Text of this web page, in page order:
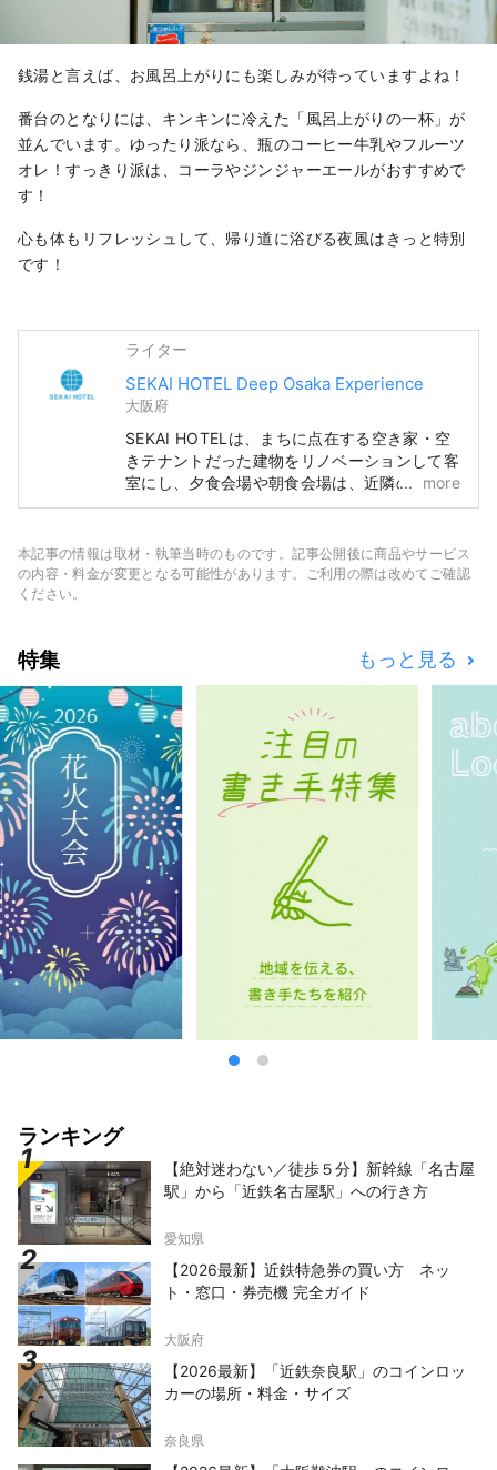
銭湯と言えば、お風呂上がりにも楽しみが待っていますよね！
番台のとなりには、キンキンに冷えた「風呂上がりの一杯」が
並んでいます。ゆったり派なら、瓶のコーヒー牛乳やフルーツ
オレ！すっきり派は、コーラやジンジャーエールがおすすめで
す！
心も体もリフレッシュして、帰り道に浴びる夜風はきっと特別
です！
ライター
SEKAI HOTEL Deep Osaka Experience
大阪府
SEKAI HOTELは、まちに点在する空き家・空
きテナントだった建物をリノベーションして客
室にし、夕食会場や朝食会場は、近隣の飲食店
など、まち全体をホテルのように楽しんでいた
more
本記事の情報は取材・執筆当時のものです。記事公開後に商品やサービス
の内容・料金が変更となる可能性があります。ご利用の際は改めてご確認
ください。
特集 もっと見る
ランキング
【絶対迷わない／徒歩５分】新幹線「名古屋
駅」から「近鉄名古屋駅」への行き方
愛知県
【2026最新】近鉄特急券の買い方 ネッ
ト・窓口・券売機 完全ガイド
大阪府
【2026最新】「近鉄奈良駅」のコインロッ
カーの場所・料金・サイズ
奈良県